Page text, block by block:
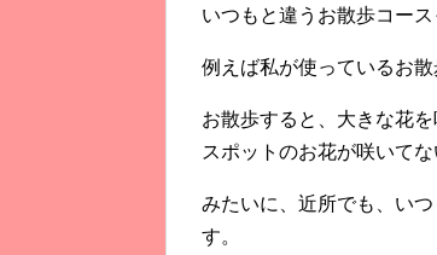
いつもと違うお散歩コー
例えば私が使っているお
お散歩すると、大きな花
スポットのお花が咲いて
みたいに、近所でも、い
す。